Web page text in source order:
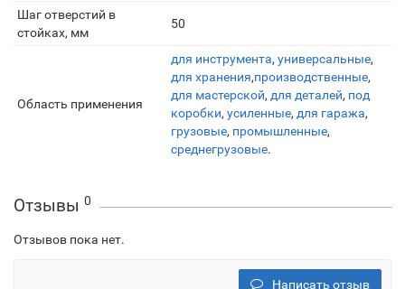
Шаг отверстий в
стойках, мм
50
Область применения
для инструмента, универсальные,
для хранения,производственные,
для мастерской, для деталей, под
коробки, усиленные, для гаража,
грузовые, промышленные,
среднегрузовые.
Отзывы 0
Отзывов пока нет.
Написать отзыв